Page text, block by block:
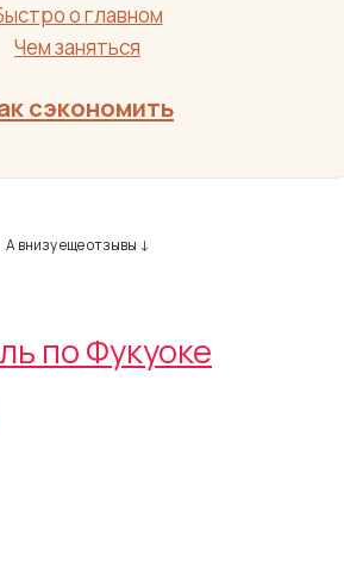
о главном
Чем заняться
сэкономить
А внизу еще отзывы ↓
по Фукуоке